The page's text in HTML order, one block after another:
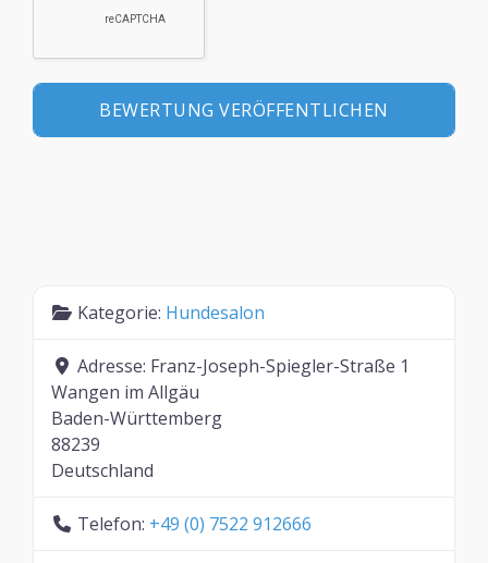
Kategorie: Hundesalon
Adresse: Franz-Joseph-Spiegler-Straße 1
Wangen im Allgäu
Baden-Württemberg
88239
Deutschland
Telefon: +49 (0) 7522 912666